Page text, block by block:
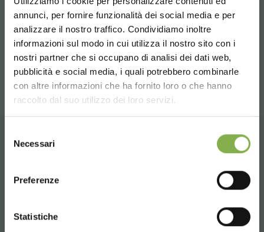
annunci, per fornire funzionalità dei social media e per
analizzare il nostro traffico. Condividiamo inoltre
informazioni sul modo in cui utilizza il nostro sito con i
nostri partner che si occupano di analisi dei dati web,
pubblicità e social media, i quali potrebbero combinarle
con altre informazioni che ha fornito loro o che hanno
raccolto dal suo utilizzo dei loro servizi.
delNecessari
Preferenze
Statistiche
successivo:macchina avvolgitrice automatica per avvolgere i
carrelli della floricoltura
video
condividi
Choose the country you are in and your
language for a better browsing experience
REGISTRATI E RISPARMIA
SUBITO!
Crea un account e ottieni subito
vantaggi esclusivi:
5 % di scontosul tuo primo ordine *
2 % di sconto sempresu tutti i tuoi acquisti
Spedizione gratis
(seleziona l'opzione Newsletter in fase di